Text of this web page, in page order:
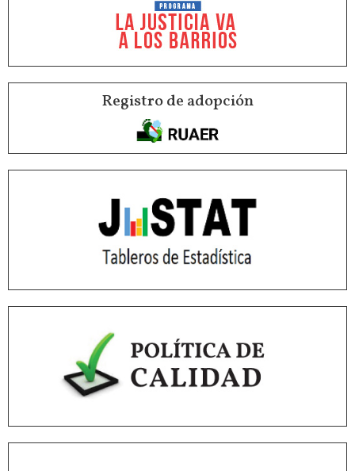
Registro de adopción